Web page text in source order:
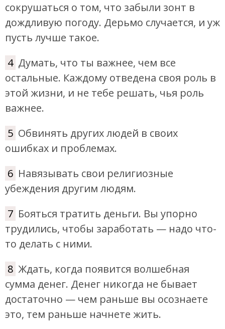
сокрушаться о том, что забыли зонт в
дождливую погоду. Дерьмо случается, и уж
пусть лучше такое.
4 Думать, что ты важнее, чем все
остальные. Каждому отведена своя роль в
этой жизни, и не тебе решать, чья роль
важнее.
5 Обвинять других людей в своих
ошибках и проблемах.
6 Навязывать свои религиозные
убеждения другим людям.
7 Бояться тратить деньги. Вы упорно
трудились, чтобы заработать — надо что-
то делать с ними.
8 Ждать, когда появится волшебная
сумма денег. Денег никогда не бывает
достаточно — чем раньше вы осознаете
это, тем раньше начнете жить.